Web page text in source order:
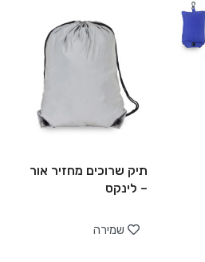
תיק שרוכים מחזיר אור
– לינקס
שמירה